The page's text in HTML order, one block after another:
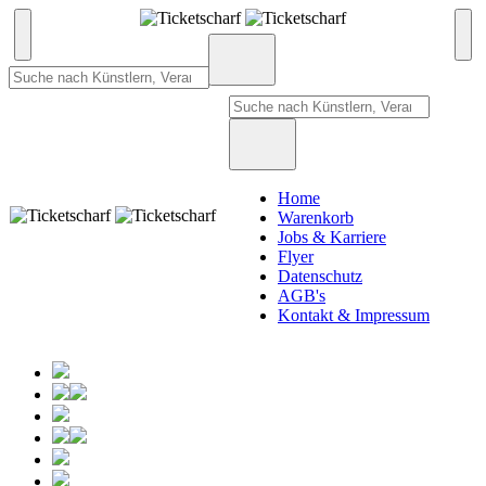
Home
Warenkorb
Jobs & Karriere
Flyer
Datenschutz
AGB's
Kontakt & Impressum